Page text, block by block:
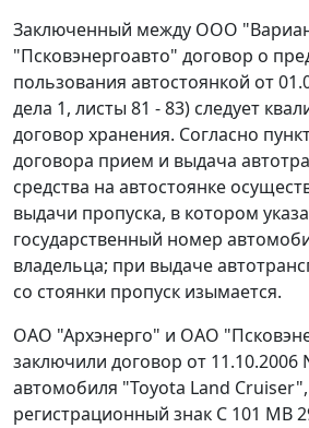
Заключенный между ООО
"Псковэнергоавто" договор о
пользования автостоянкой от
дела 1, листы 81 - 83) следует
договор хранения. Согласно
договора прием и выдача
средства на автостоянке
выдачи пропуска, в котором
государственный номер
владельца; при выдаче
со стоянки пропуск изымается.
ОАО "Архэнерго" и ОАО
заключили договор от 11.10.2006
автомобиля "Toyota Land
регистрационный знак С 101 МВ